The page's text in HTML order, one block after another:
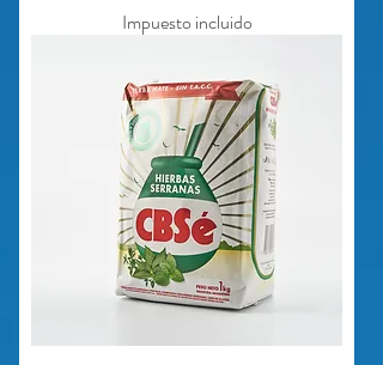
Impuesto incluido